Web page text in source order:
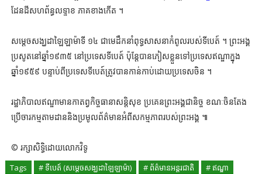
ដែនដីសហព័ន្ធលទ្ទាខ ភាគខាងកើត ។
សម្ដេចសង្ឃដាឡៃឡាម៉ាទី ១៤ ជាមេដឹកនាំពុទ្ធសាសនាកំពូលរបស់ទីបេត៍ ។ ព្រះអង្គ
ប្រសូតនៅឆ្នាំ១៩៣៥ នៅប្រទេសទីបេត៍ ប៉ុន្តែបានភៀសខ្លួនទៅប្រទេសឥណ្ឌាក្នុង
ឆ្នាំ១៩៥៩ បន្ទាប់ពីប្រទេសទីបេត៍ត្រូវបានកាន់កាប់ដោយប្រទេសចិន ។
រដ្ឋាភិបាលឥណ្ឌាមានកាតព្វកិច្ចធានាសន្តិសុខ ប្រគេនព្រះអង្គជានិច្ច ខណៈចិនតែង
ប្រើចារកម្មតាមដាននិងប្រមូលព័ត៌មានអំពីសកម្មភាពរបស់ព្រះអង្គ ៕
© រក្សាសិទ្ធិដោយលោកវិទូ
Tags # ទីបេត៍ (សម្ដេចសង្ឃដាឡៃឡាម៉ា) # ព័ត៌មានអន្តរជាតិ # ឥណ្ឌា